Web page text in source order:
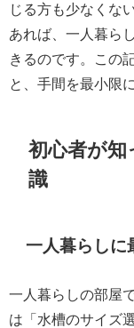
じる方も少なくな
あれば、一人暮ら
きるのです。この
と、手間を最小限
初心者が知
識
一人暮らしに
一人暮らしの部屋
は「水槽のサイズ